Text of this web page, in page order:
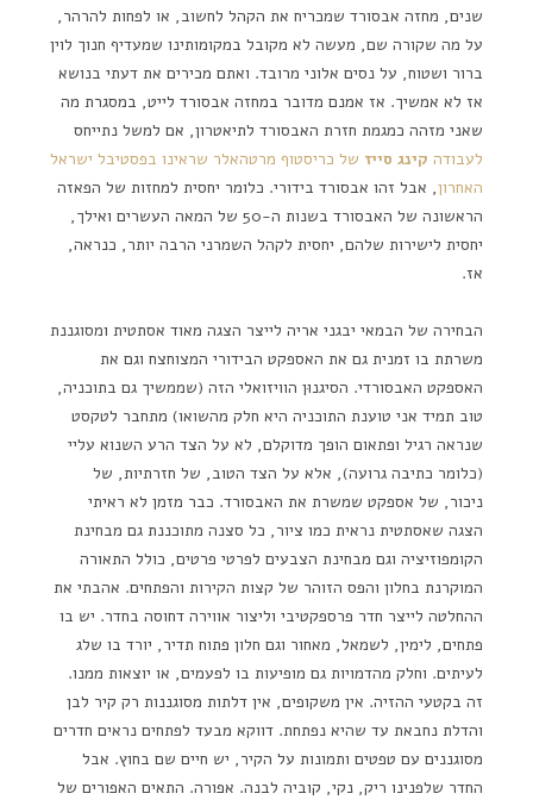
שנים, מחזה אבסורד שמכריח את הקהל לחשוב, או לפחות להרהר,
על מה שקורה שם, מעשה לא מקובל במקומותינו שמעדיף חנוך לוין
ברור ושטוח, על נסים אלוני מרובד. ואתם מכירים את דעתי בנושא
אז לא אמשיך. אז אמנם מדובר במחזה אבסורד לייט, במסגרת מה
שאני מזהה כמגמת חזרת האבסורד לתיאטרון, אם למשל נתייחס
לעבודה קינג סייז של כריסטוף מרטהאלר שראינו בפסטיבל ישראל
האחרון, אבל זהו אבסורד בידורי. כלומר יחסית למחזות של הפאזה
הראשונה של האבסורד בשנות ה-50 של המאה העשרים ואילך,
יחסית לישירות שלהם, יחסית לקהל השמרני הרבה יותר, כנראה,
אז.
הבחירה של הבמאי יבגני אריה לייצר הצגה מאוד אסתטית ומסוגננת
משרתת בו זמנית גם את האספקט הבידורי המצוחצח וגם את
האספקט האבסורדי. הסיגנוּן הוויזואלי הזה (שממשיך גם בתוכניה,
טוב תמיד אני טוענת התוכניה היא חלק מהשואו) מתחבר לטקסט
שנראה רגיל ופתאום הופך מדוקלם, לא על הצד הרע השנוא עליי
(כלומר כתיבה גרועה), אלא על הצד הטוב, של חזרתיות, של
ניכור, של אספקט שמשרת את האבסורד. כבר מזמן לא ראיתי
הצגה שאסתטית נראית כמו ציור, כל סצנה מתוכננת גם מבחינת
הקומפוזיציה וגם מבחינת הצבעים לפרטי פרטים, כולל התאורה
המוקרנת בחלון והפס הזוהר של קצות הקירות והפתחים. אהבתי את
ההחלטה לייצר חדר פרספקטיבי וליצור אווירה דחוסה בחדר. יש בו
פתחים, לימין, לשמאל, מאחור וגם חלון פתוח תדיר, יורד בו שלג
לעיתים. וחלק מהדמויות גם מופיעות בו לפעמים, או יוצאות ממנו.
זה בקטעי ההזיה. אין משקופים, אין דלתות מסוגננות רק קיר לבן
והדלת נחבאת עד שהיא נפתחת. דווקא מבעד לפתחים נראים חדרים
מסוגננים עם טפטים ותמונות על הקיר, יש חיים שם בחוץ. אבל
החדר שלפנינו ריק, נקי, קוביה לבנה. אפורה. התאים האפורים של